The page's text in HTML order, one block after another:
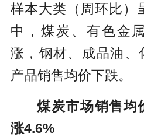
样本大类（周环比）
中，煤炭、有色金
涨，钢材、成品油、
产品销售均价下跌。
煤炭市场销售均
涨4.6%